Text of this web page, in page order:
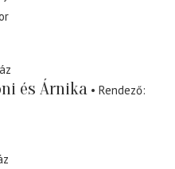
és Árnika
Rendező